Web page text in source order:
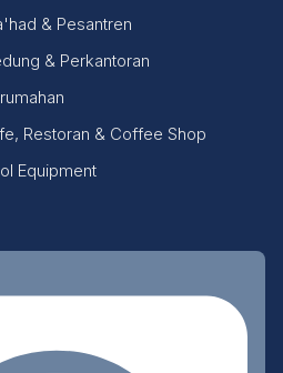
& Pesantren
& Perkantoran
Restoran & Coffee Shop
Equipment